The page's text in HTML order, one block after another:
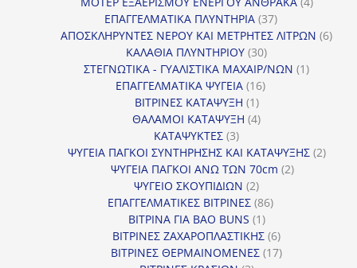
ΕΠΑΓΓΕΛΜΑΤΙΚΑ ΠΛΥΝΤΗΡΙΑ 3737
προϊόντα
ΑΠΟΣΚΛΗΡΥΝΤΕΣ ΝΕΡΟΥ ΚΑΙ ΜΕΤΡΗΤΕΣ ΛΙΤΡΩΝ 66
ΚΑΛΑΘΙΑ ΠΛΥΝΤΗΡΙΟΥ 3030
προϊόντα
ΣΤΕΓΝΩΤΙΚΑ - ΓΥΑΛΙΣΤΙΚΑ ΜΑΧΑΙΡ/ΝΩΝ 11
ΕΠΑΓΓΕΛΜΑΤΙΚΑ ΨΥΓΕΙΑ 1616
ΒΙΤΡΙΝΕΣ ΚΑΤΑΨΥΞΗ 11
προϊόν
ΘΑΛΑΜΟΙ ΚΑΤΑΨΥΞΗ 44
ΚΑΤΑΨΥΚΤΕΣ 33
προϊόντα
ΨΥΓΕΙΑ ΠΑΓΚΟΙ ΣΥΝΤΗΡΗΣΗΣ ΚΑΙ ΚΑΤΑΨΥΞΗΣ 22
ΨΥΓΕΙΑ ΠΑΓΚΟΙ ΑΝΩ ΤΩΝ 70cm 22
ΨΥΓΕΙΟ ΣΚΟΥΠΙΔΙΩΝ 22
προϊόντα
ΕΠΑΓΓΕΛΜΑΤΙΚΕΣ ΒΙΤΡΙΝΕΣ 8686
ΒΙΤΡΙΝΑ ΓΙΑ BAO BUNS 11
προϊόν
ΒΙΤΡΙΝΕΣ ΖΑΧΑΡΟΠΛΑΣΤΙΚΗΣ 66
προϊόντα
ΒΙΤΡΙΝΕΣ ΘΕΡΜΑΙΝΟΜΕΝΕΣ 1717